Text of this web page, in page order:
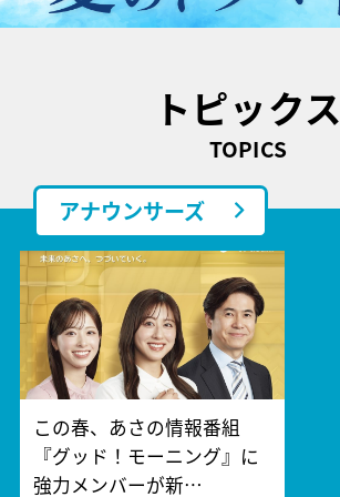
トピックス
TOPICS
アナウンサーズ
この春、あさの情報番組
『グッド！モーニング』に
強力メンバーが新…